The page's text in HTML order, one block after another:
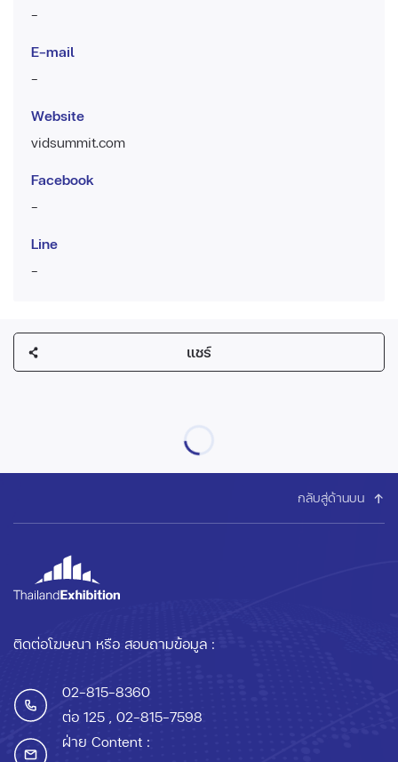
-
E-mail
-
Website
vidsummit.com
Facebook
-
Line
-
แชร์
กลับสู่ด้านบน
ติดต่อโฆษณา หรือ สอบถามข้อมูล :
02-815-8360
ต่อ 125 , 02-815-7598
ฝ่าย Content :